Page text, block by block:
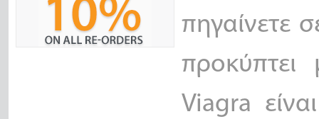
πηγαίνετε
Viagra